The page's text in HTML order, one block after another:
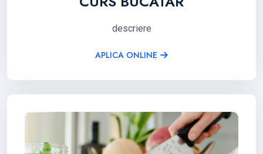
descriere
APLICA ONLINE